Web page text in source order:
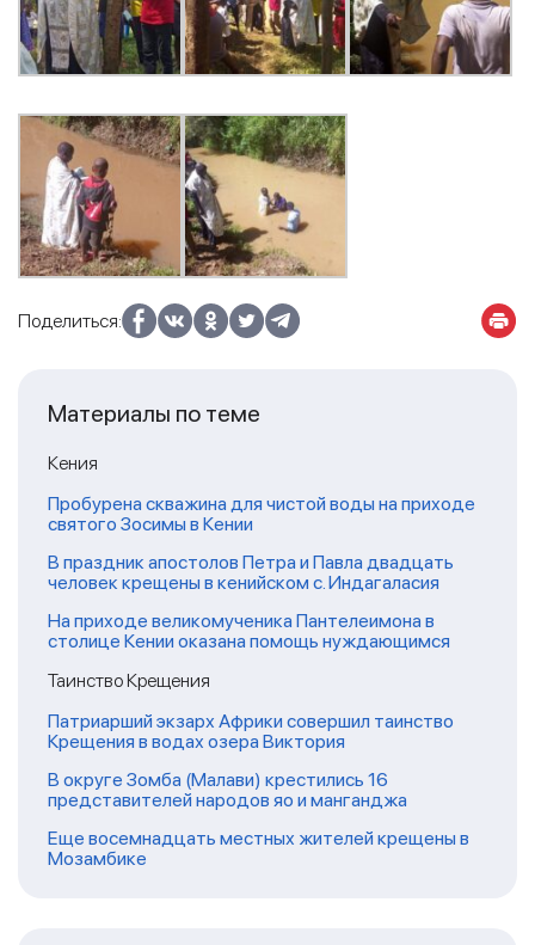
Поделиться:
Материалы по теме
Кения
Пробурена скважина для чистой воды на приходе
святого Зосимы в Кении
В праздник апостолов Петра и Павла двадцать
человек крещены в кенийском с. Индагаласия
На приходе великомученика Пантелеимона в
столице Кении оказана помощь нуждающимся
Таинство Крещения
Патриарший экзарх Африки совершил таинство
Крещения в водах озера Виктория
В округе Зомба (Малави) крестились 16
представителей народов яо и манганджа
Еще восемнадцать местных жителей крещены в
Мозамбике